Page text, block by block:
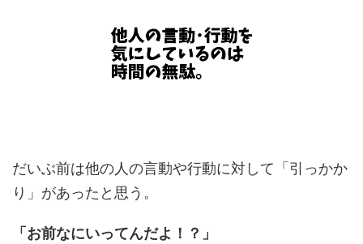
だいぶ前は他の人の言動や行動に対して「引っかか
り」があったと思う。
「お前なにいってんだよ！？」